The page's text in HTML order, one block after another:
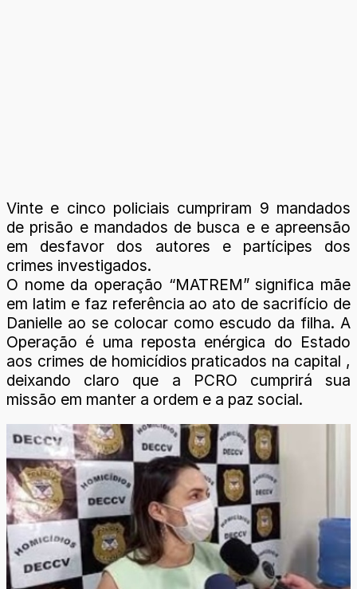
Vinte e cinco policiais cumpriram 9 mandados
de prisão e mandados de busca e e apreensão
em desfavor dos autores e partícipes dos
crimes investigados.
O nome da operação “MATREM” significa mãe
em latim e faz referência ao ato de sacrifício de
Danielle ao se colocar como escudo da filha. A
Operação é uma reposta enérgica do Estado
aos crimes de homicídios praticados na capital ,
deixando claro que a PCRO cumprirá sua
missão em manter a ordem e a paz social.